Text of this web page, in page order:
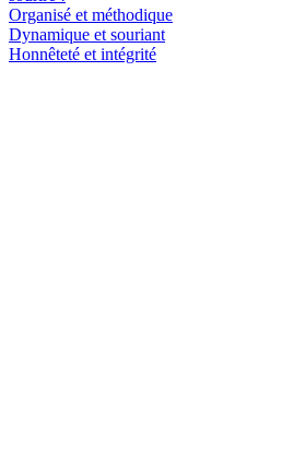
Organisé et méthodique
Dynamique et souriant
Honnêteté et intégrité